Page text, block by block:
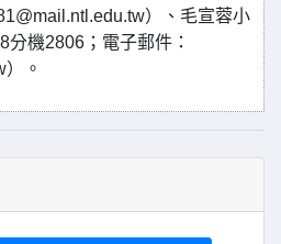
）、毛宣蓉小
機2806；電子郵件：
。